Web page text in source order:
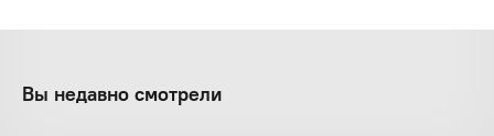
Вы недавно смотрели